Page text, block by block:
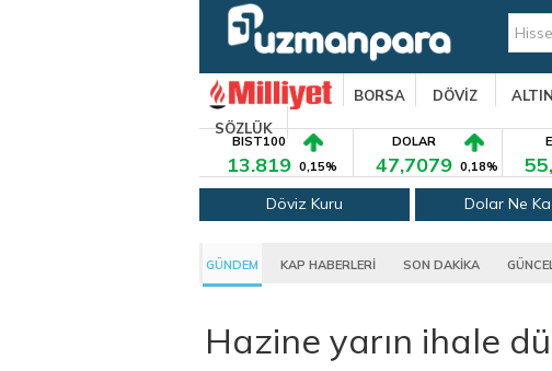
BORSA DÖVİZ ALTIN
SÖZLÜK
BIST100
13.819 0,15%
DOLAR
47,7079 0,18%
Döviz Kuru Dolar Ne
GÜNDEM KAP HABERLERİ SON DAKİKA
Hazine yarın ihale